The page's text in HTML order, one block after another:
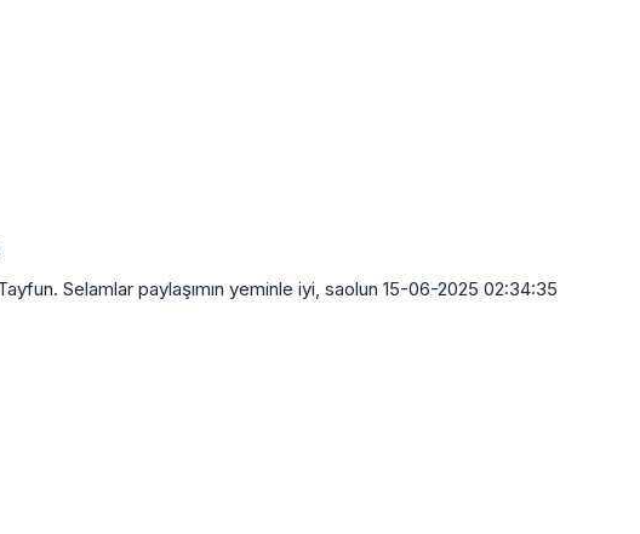
Selamlar paylaşımın yeminle iyi, saolun 15-06-2025 02:34:35